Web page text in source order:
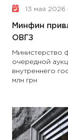
13 мая 2026
Минфин
ОВГЗ
Министерство
очередной
внутреннего
млн грн